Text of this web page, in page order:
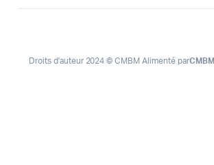
Droits d'auteur 2024 © CMBM Alimenté parCMBM